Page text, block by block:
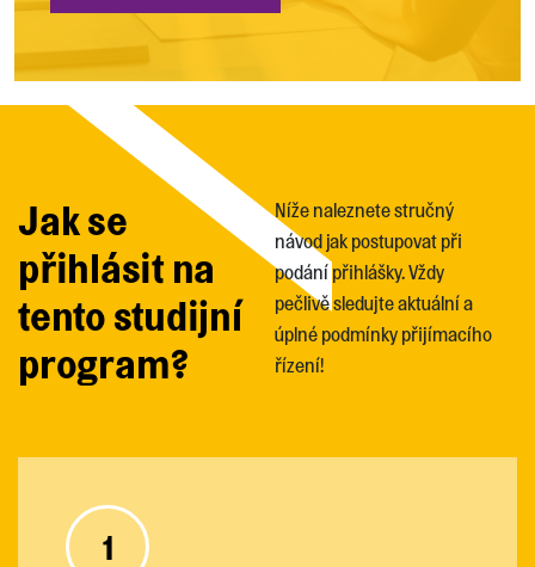
Jak se
přihlásit na
tento studijní
program?
Níže naleznete stručný
návod jak postupovat při
podání přihlášky. Vždy
pečlivě sledujte aktuální a
úplné podmínky přijímacího
řízení!
1